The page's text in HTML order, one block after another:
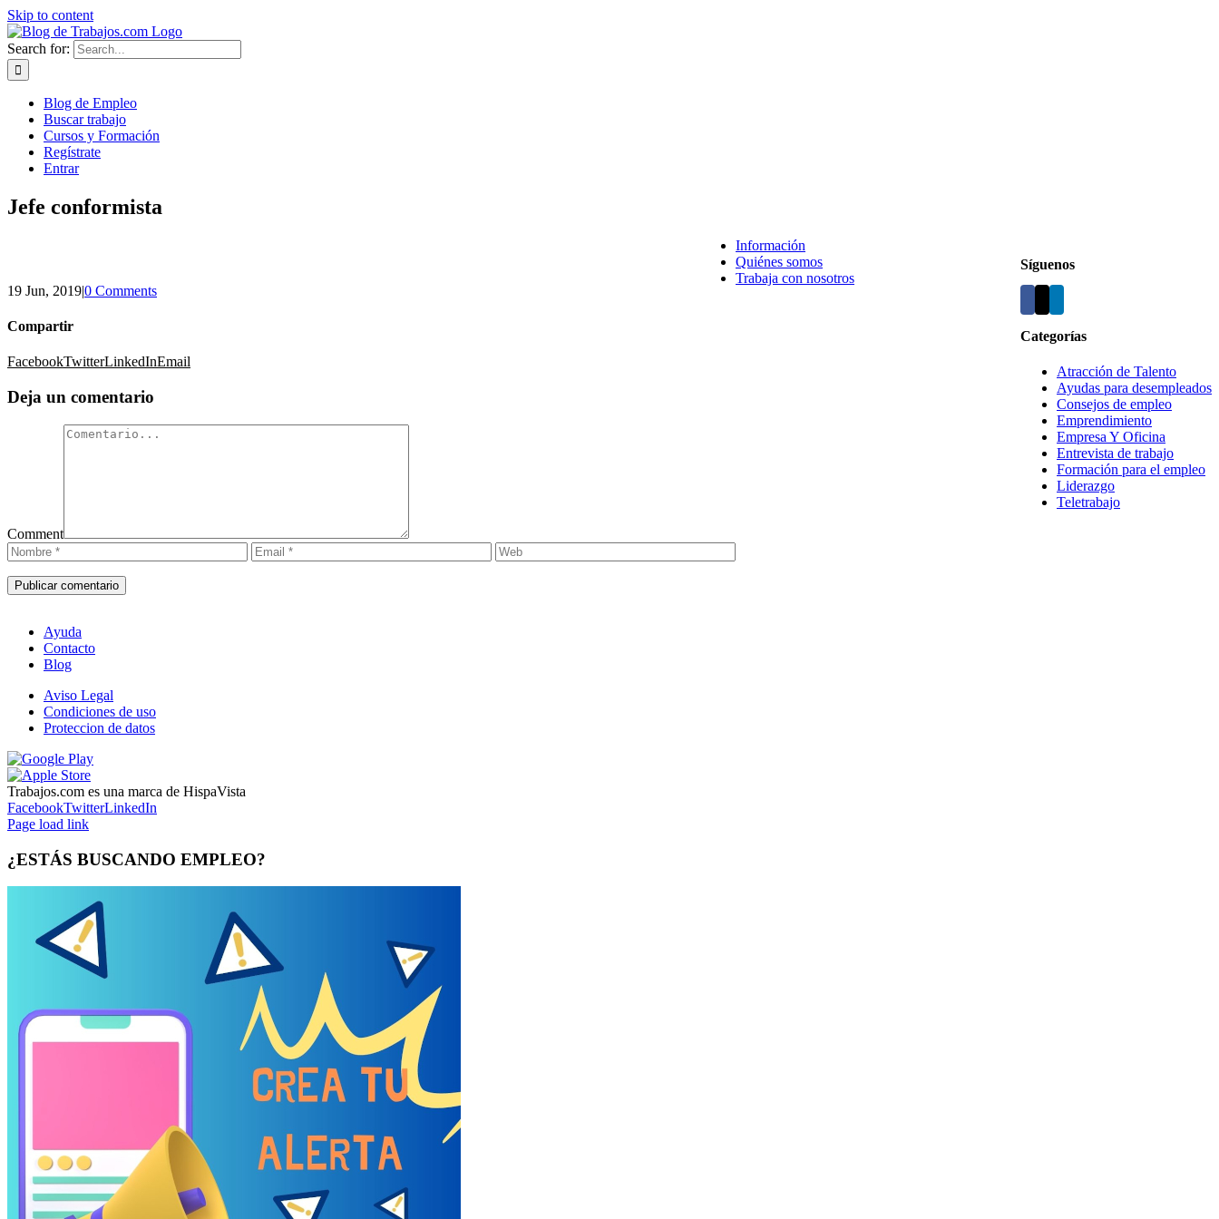
Skip to content
Search for:
Blog de Empleo
Buscar trabajo
Cursos y Formación
Regístrate
Entrar
Jefe conformista
19 Jun, 2019|0 Comments
Compartir
FacebookTwitterLinkedInEmail
Deja un comentario
Comment
Síguenos
Categorías
Atracción de Talento
Ayudas para desempleados
Consejos de empleo
Emprendimiento
Empresa Y Oficina
Entrevista de trabajo
Formación para el empleo
Liderazgo
Teletrabajo
Información
Quiénes somos
Trabaja con nosotros
Ayuda
Contacto
Blog
Aviso Legal
Condiciones de uso
Proteccion de datos
Trabajos.com es una marca de HispaVista
FacebookTwitterLinkedIn
Page load link
¿ESTÁS BUSCANDO EMPLEO?